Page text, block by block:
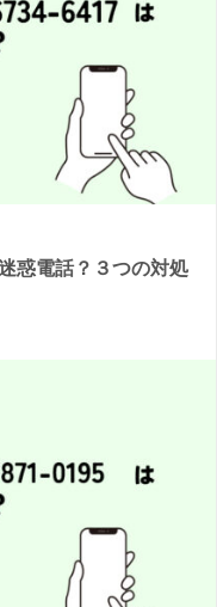
惑電話？３つの対処